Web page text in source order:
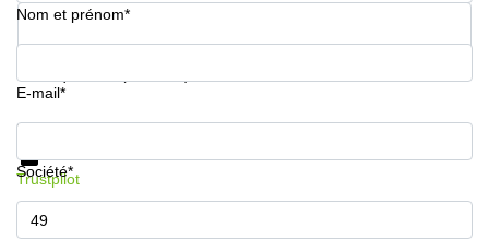
Nom et prénom*
E-mail*
Société*
Informations et prix
Trustpilot